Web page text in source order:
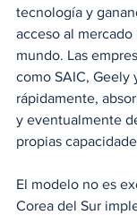
tecnología y
acceso al mercado
mundo. Las
como SAIC, Geely
rápidamente,
y eventualmente
propias
El modelo no es
Corea del Sur